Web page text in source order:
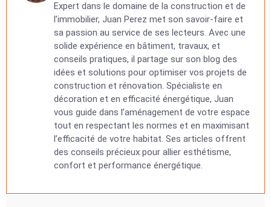
Expert dans le domaine de la construction et de
l’immobilier, Juan Perez met son savoir-faire et
sa passion au service de ses lecteurs. Avec une
solide expérience en bâtiment, travaux, et
conseils pratiques, il partage sur son blog des
idées et solutions pour optimiser vos projets de
construction et rénovation. Spécialiste en
décoration et en efficacité énergétique, Juan
vous guide dans l’aménagement de votre espace
tout en respectant les normes et en maximisant
l’efficacité de votre habitat. Ses articles offrent
des conseils précieux pour allier esthétisme,
confort et performance énergétique.